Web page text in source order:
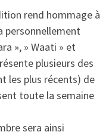
rend hommage à
personnellement
», » Waati » et
plusieurs des
les plus récents) de
toute la semaine
sera ainsi